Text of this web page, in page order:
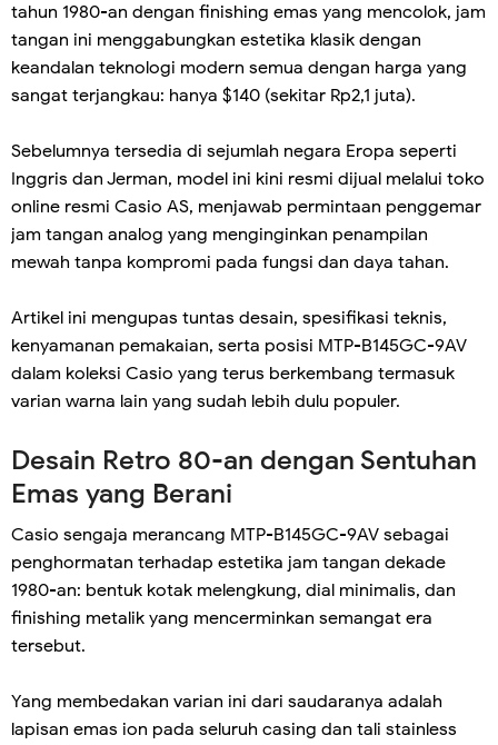
tahun 1980-an dengan finishing emas yang mencolok, jam
tangan ini menggabungkan estetika klasik dengan
keandalan teknologi modern semua dengan harga yang
sangat terjangkau: hanya $140 (sekitar Rp2,1 juta).
Sebelumnya tersedia di sejumlah negara Eropa seperti
Inggris dan Jerman, model ini kini resmi dijual melalui toko
online resmi Casio AS, menjawab permintaan penggemar
jam tangan analog yang menginginkan penampilan
mewah tanpa kompromi pada fungsi dan daya tahan.
Artikel ini mengupas tuntas desain, spesifikasi teknis,
kenyamanan pemakaian, serta posisi MTP-B145GC-9AV
dalam koleksi Casio yang terus berkembang termasuk
varian warna lain yang sudah lebih dulu populer.
Desain Retro 80-an dengan Sentuhan
Emas yang Berani
Casio sengaja merancang MTP-B145GC-9AV sebagai
penghormatan terhadap estetika jam tangan dekade
1980-an: bentuk kotak melengkung, dial minimalis, dan
finishing metalik yang mencerminkan semangat era
tersebut.
Yang membedakan varian ini dari saudaranya adalah
lapisan emas ion pada seluruh casing dan tali stainless